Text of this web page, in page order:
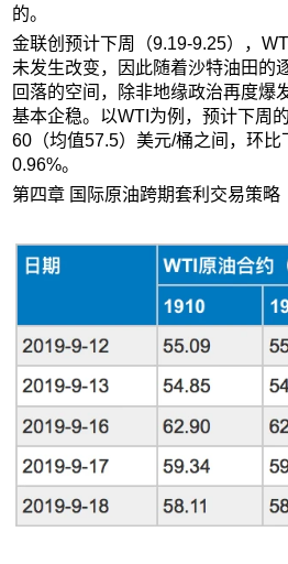
的。
金联创预计下周（9.19-9.25），
未发生改变，因此随着沙特油田的
回落的空间，除非地缘政治再度爆
基本企稳。以WTI为例，预计下周
60（均值57.5）美元/桶之间，环比
0.96%。
第四章 国际原油跨期套利交易策略